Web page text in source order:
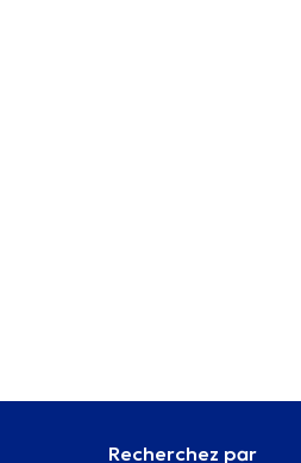
Recherchez par